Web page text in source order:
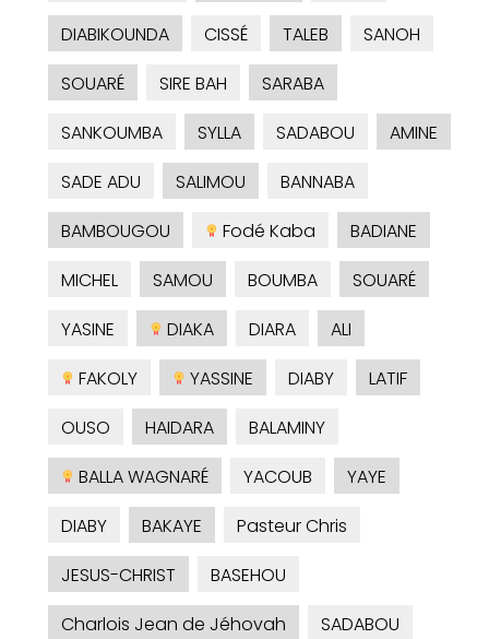
DIABIKOUNDA
CISSÉ TALEB
SANOH
SOUARÉ
SIRE BAH
SARABA
SANKOUMBA
SYLLA SADABOU
AMINE
SADE ADU
SALIMOU
BANNABA
BAMBOUGOU
Fodé Kaba
BADIANE
MICHEL
SAMOU BOUMBA
SOUARÉ
YASINE
DIAKA DIARA
ALI
FAKOLY
YASSINE DIABY
LATIF
OUSO
HAIDARA
BALAMINY
BALLA WAGNARÉ
YACOUB
YAYE
DIABY
BAKAYE
Pasteur Chris
JESUS-CHRIST
BASEHOU
Charlois Jean de Jéhovah
SADABOU